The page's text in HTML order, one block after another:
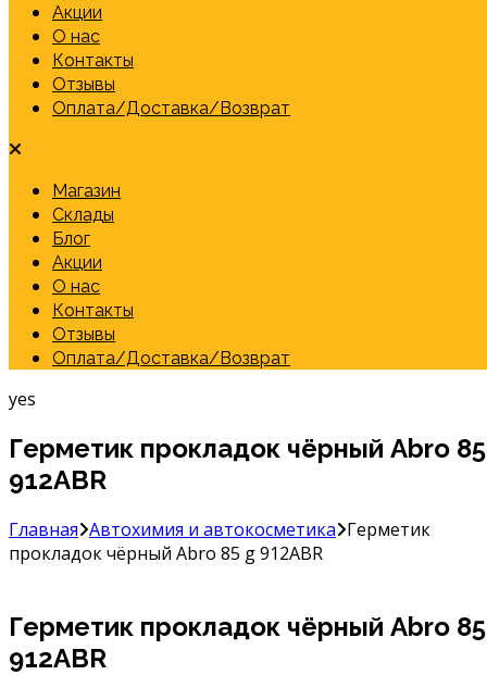
Акции
О нас
Контакты
Отзывы
Оплата/Доставка/Возврат
Магазин
Склады
Блог
Акции
О нас
Контакты
Отзывы
Оплата/Доставка/Возврат
yes
Герметик прокладок чёрный Abro
912ABR
Главная Автохимия и автокосметика Герметик
прокладок чёрный Abro 85 g 912ABR
Герметик прокладок чёрный Abro
912ABR